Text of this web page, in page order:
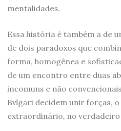
mentalidades.
Essa história é também a de
de dois paradoxos que
forma, homogênea e
de um encontro entre duas
incomuns e não
Bvlgari decidem unir forças,
extraordinário, no